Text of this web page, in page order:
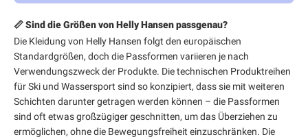
📏 Sind die Größen von Helly Hansen passgenau?
Die Kleidung von Helly Hansen folgt den europäischen
Standardgrößen, doch die Passformen variieren je nach
Verwendungszweck der Produkte. Die technischen Produktreihen
für Ski und Wassersport sind so konzipiert, dass sie mit weiteren
Schichten darunter getragen werden können – die Passformen
sind oft etwas großzügiger geschnitten, um das Überziehen zu
ermöglichen, ohne die Bewegungsfreiheit einzuschränken. Die